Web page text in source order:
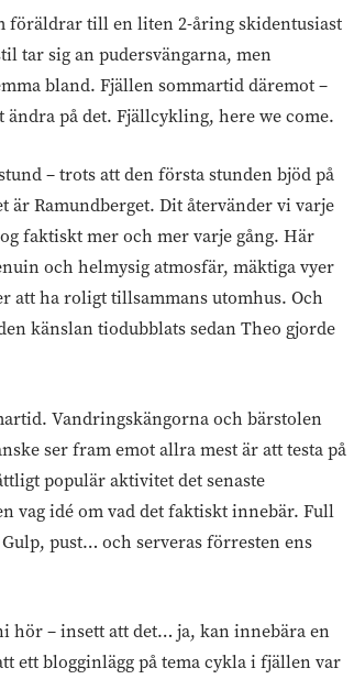
föräldrar till en liten 2-åring skidentusiast
tar sig an pudersvängarna, men
bland. Fjällen sommartid däremot –
ändra på det. Fjällcykling, here we come.
– trots att den första stunden bjöd på
är Ramundberget. Dit återvänder vi varje
faktiskt mer och mer varje gång. Här
och helmysig atmosfär, mäktiga vyer
att ha roligt tillsammans utomhus. Och
känslan tiodubblats sedan Theo gjorde
Vandringskängorna och bärstolen
ser fram emot allra mest är att testa på
populär aktivitet det senaste
vag idé om vad det faktiskt innebär. Full
pust… och serveras förresten ens
hör – insett att det… ja, kan innebära en
ett blogginlägg på tema cykla i fjällen var